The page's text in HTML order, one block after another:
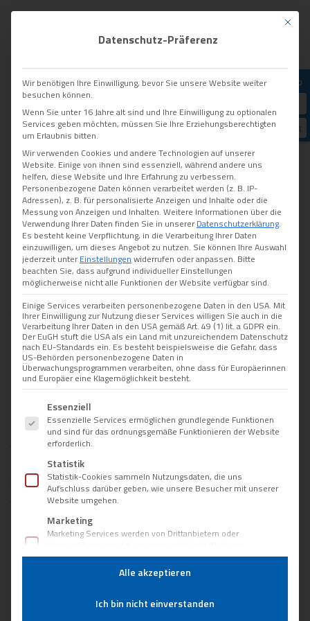
Online-Terminvereinbarung
E‑Mail
Privat- und Selbstzahlerpraxis +49 (0)731 1 59 18 59
Nachricht
Proktologie in Ulm –
Erkrankungen des Enddarms
erkennen und behandeln
Was ist Proktologie?
Die Prok­to­lo­gie befasst sich mit der Dia­gnos­tik und Behand­
lung von Erkran­kun­gen des End­darms und des Anal­ka­nals.
Beschwer­den in die­sem Bereich sind weit ver­brei­tet, wer­den
aber häu­fig aus Scham nicht ange­spro­chen. In unse­rer Pra­xis
bie­ten wir eine dis­kre­te, ein­fühl­sa­me Unter­su­chung und
Behand­lung – sowohl kon­ser­va­tiv als auch mit semi-ope­ra­ti­
ven Verfahren.
Welche proktologischen Erkrankungen behandeln
Fest­stel­lung und Behand­lung von Erkran­kun­gen im End­
arm (Aus­wahl):
hyper­tro­phen Anal­pa­pil­len, Marisken
Mit
Datenschutz-Präferenz
Wir benötigen Ihre Einwilligung, bevor Sie unsere Website weiter
besuchen können.
Wenn Sie unter 16 Jahre alt sind und Ihre Einwilligung zu optionalen
Services geben möchten, müssen Sie Ihre Erziehungsberechtigten
um Erlaubnis bitten.
Wir verwenden Cookies und andere Technologien auf unserer
Website. Einige von ihnen sind essenziell, während andere uns
helfen, diese Website und Ihre Erfahrung zu verbessern.
Personenbezogene Daten können verarbeitet werden (z. B. IP-
Adressen), z. B. für personalisierte Anzeigen und Inhalte oder die
Messung von Anzeigen und Inhalten. Weitere Informationen über die
Verwendung Ihrer Daten finden Sie in unsererDatenschutzerklärung.
Es besteht keine Verpflichtung, in die Verarbeitung Ihrer Daten
einzuwilligen, um dieses Angebot zu nutzen. Sie können Ihre Auswahl
jederzeit unterEinstellungen widerrufen oder anpassen. Bitte
beachten Sie, dass aufgrund individueller Einstellungen
möglicherweise nicht alle Funktionen der Website verfügbar sind.
Einige Services verarbeiten personenbezogene Daten in den USA. Mit
Ihrer Einwilligung zur Nutzung dieser Services willigen Sie auch in die
Verarbeitung Ihrer Daten in den USA gemäß Art. 49 (1) lit. a GDPR ein.
Der EuGH stuft die USA als ein Land mit unzureichendem Datenschutz
nach EU-Standards ein. Es besteht beispielsweise die Gefahr, dass
US-Behörden personenbezogene Daten in
Überwachungsprogrammen verarbeiten, ohne dass für Europäerinnen
und Europäer eine Klagemöglichkeit besteht.
Es folgt eine Liste der Service-Gruppen, für die eine
Essenziell
Essenzielle Services ermöglichen grundlegende Funktionen
und sind für das ordnungsgemäße Funktionieren der Website
erforderlich.
Statistik
Statistik-Cookies sammeln Nutzungsdaten, die uns
Aufschluss darüber geben, wie unsere Besucher mit unserer
Website umgehen.
Marketing
Marketing Services werden von Drittanbietern oder
anzuzeigen. Sie tun dies, indem sie Besucher über Websites
Inhalte von Videoplattformen und Social-Media-Plattformen
Alle akzeptieren
Ich bin nicht einverstanden